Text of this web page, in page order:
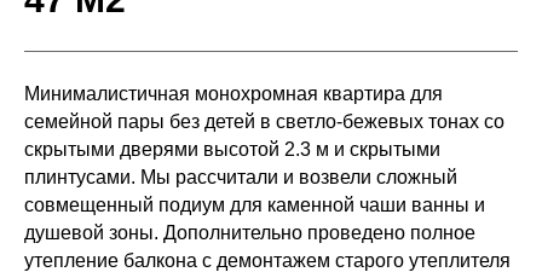
Минималистичная монохромная квартира для
семейной пары без детей в светло-бежевых тонах со
скрытыми дверями высотой 2.3 м и скрытыми
плинтусами. Мы рассчитали и возвели сложный
совмещенный подиум для каменной чаши ванны и
душевой зоны. Дополнительно проведено полное
утепление балкона с демонтажем старого утеплителя